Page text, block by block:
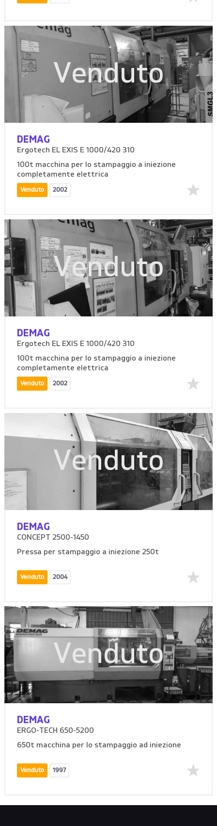
Venduto
DEMAG
Ergotech EL EXIS E 1000/420 310
100t macchina per lo stampaggio a iniezione
completamente elettrica
Venduto 2002
Venduto
DEMAG
Ergotech EL EXIS E 1000/420 310
100t macchina per lo stampaggio a iniezione
completamente elettrica
Venduto 2002
Venduto
DEMAG
CONCEPT 2500-1450
Pressa per stampaggio a iniezione 250t
Venduto 2004
Venduto
DEMAG
ERGO-TECH 650-5200
650t macchina per lo stampaggio ad iniezione
Venduto 1997